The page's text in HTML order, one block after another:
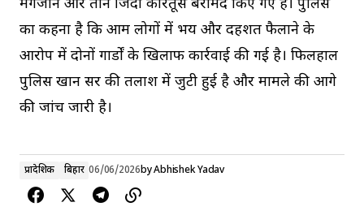
मैगजीन और तीन जिंदा कारतूस बरामद किए गए हैं। पुलिस
का कहना है कि आम लोगों में भय और दहशत फैलाने के
आरोप में दोनों गार्डों के खिलाफ कार्रवाई की गई है। फिलहाल
पुलिस खान सर की तलाश में जुटी हुई है और मामले की आगे
की जांच जारी है।
प्रादेशिक बिहार 06/06/2026byAbhishek Yadav